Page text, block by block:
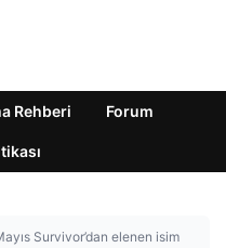
Rehberi Forum
Survivor’dan elenen isim